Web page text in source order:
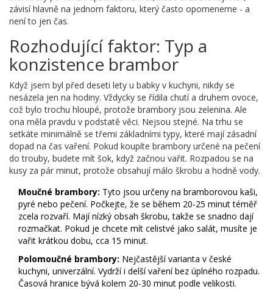
závisí hlavně na jednom faktoru, který často opomeneme - a
není to jen čas.
Rozhodující faktor: Typ a
konzistence brambor
Když jsem byl před deseti lety u babky v kuchyni, nikdy se
nesázela jen na hodiny. Vždycky se řídila chutí a druhem ovoce,
což bylo trochu hloupé, protože brambory jsou zelenina. Ale
ona měla pravdu v podstatě věci. Nejsou stejné. Na trhu se
setkáte minimálně se třemi základními typy, které mají zásadní
dopad na čas vaření. Pokud koupíte brambory určené na pečení
do trouby, budete mít šok, když začnou vařit. Rozpadou se na
kusy za pár minut, protože obsahují málo škrobu a hodně vody.
Moučné brambory: Tyto jsou určeny na bramborovou kaši,
pyré nebo pečení. Počkejte, že se během 20-25 minut téměř
zcela rozvaří. Mají nízký obsah škrobu, takže se snadno dají
rozmačkat. Pokud je chcete mít celistvé jako salát, musíte je
vařit krátkou dobu, cca 15 minut.
Polomoučné brambory: Nejčastější varianta v české
kuchyni, univerzální. Vydrží i delší vaření bez úplného rozpadu.
Časová hranice bývá kolem 20-30 minut podle velikosti.